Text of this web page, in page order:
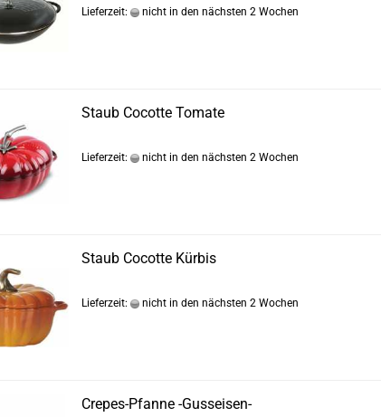
Lieferzeit: nicht in den nächsten 2 Wochen
Staub Cocotte Tomate
Lieferzeit: nicht in den nächsten 2 Wochen
Staub Cocotte Kürbis
Lieferzeit: nicht in den nächsten 2 Wochen
Crepes-Pfanne -Gusseisen-